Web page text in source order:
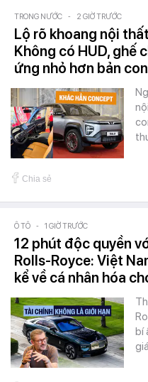
TRONG NƯỚC - 2 GIỜ TRƯỚC
Lộ rõ khoang nội
Không có HUD, ghế
ứng nhỏ hơn bản
Chia sẻ
Ô TÔ - 1 GIỜ TRƯỚC
12 phút độc quyền
Rolls-Royce: Việt
kể về cá nhân hóa
bí